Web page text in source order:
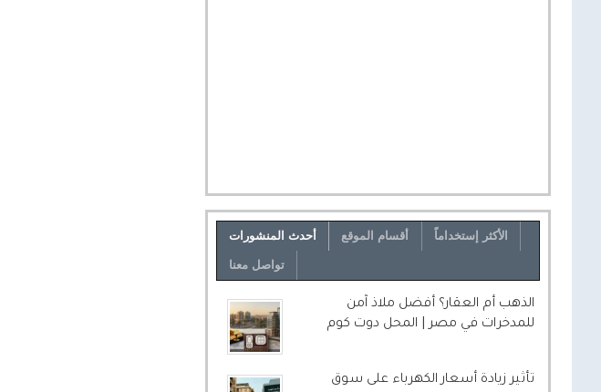
أحدث المنشورات أقسام الموقع الأكثر إستخداماً
تواصل معنا
الذهب أم العقار؟ أفضل ملاذ آمن
للمدخرات في مصر | المحل دوت كوم
تأثير زيادة أسعار الكهرباء على سوق